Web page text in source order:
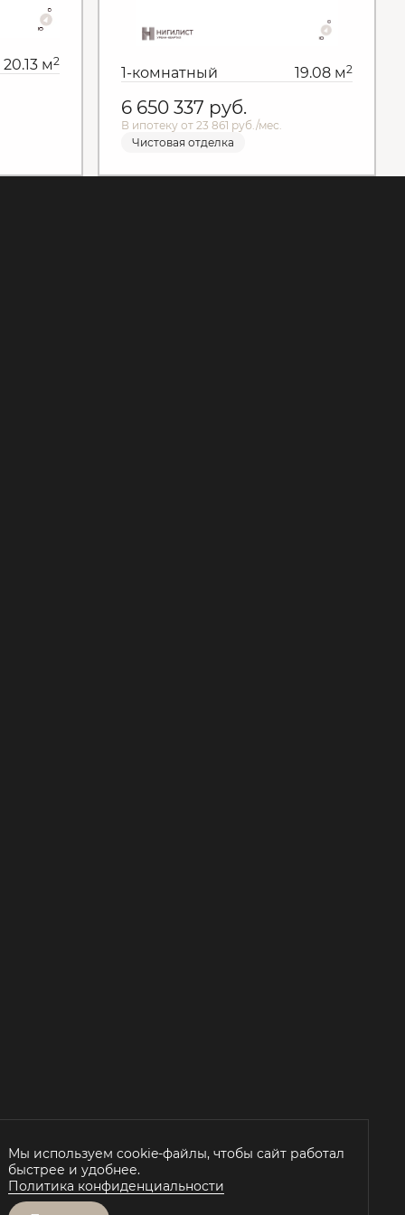
20.13 м2
1-комнатный 19.08 м2
6 650 337 руб.
В ипотеку от 23 861 руб./мес.
Чистовая отделка
Мы используем cookie-файлы, чтобы сайт работал
быстрее и удобнее.
Политика конфиденциальности